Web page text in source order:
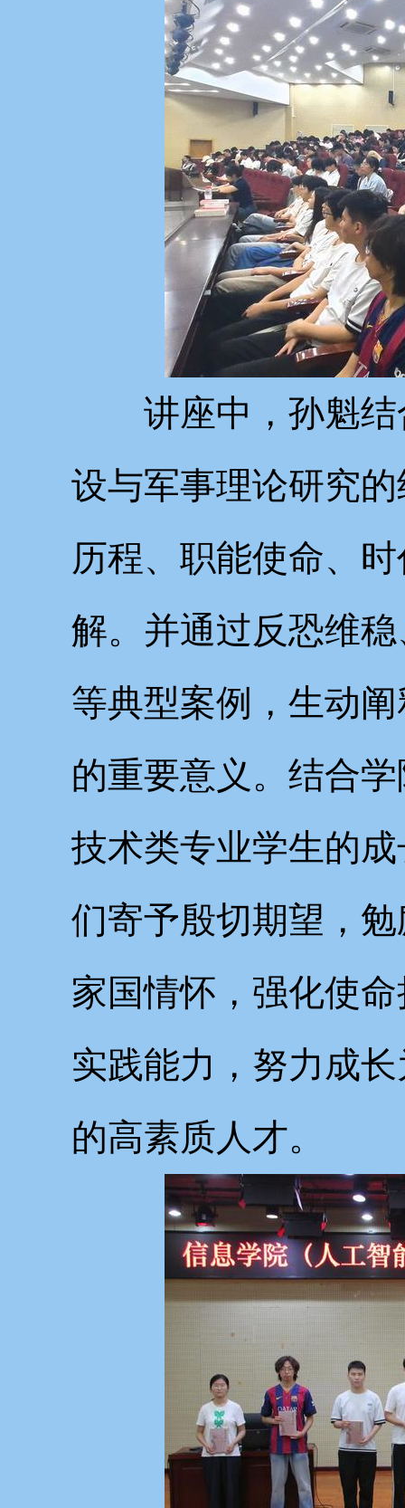
讲座中，孙魁
设与军事理论研究
历程、职能使命、
解。并通过反恐维
等典型案例，生动
的重要意义。结合
技术类专业学生的
们寄予殷切期望，
家国情怀，强化使
实践能力，努力成
的高素质人才。